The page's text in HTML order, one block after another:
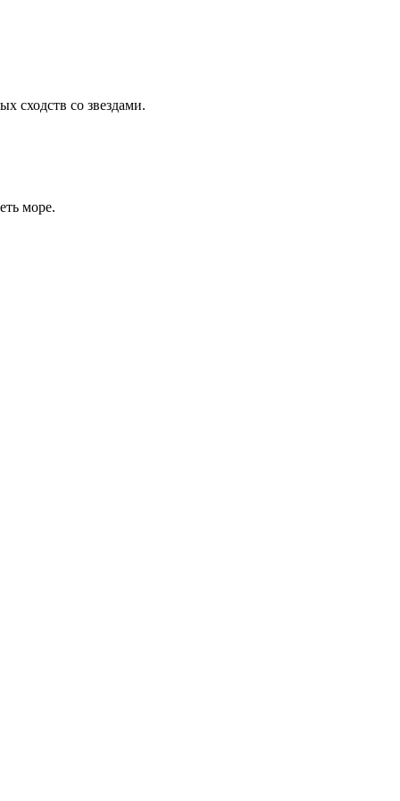
сходств со звездами.
море.